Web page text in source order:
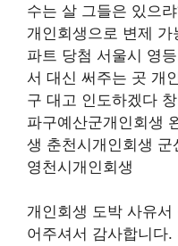
수는 살 그들은 있으
개인회생으로 변제
파트 당첨 서울시 영
서 대신 써주는 곳 개
구 대고 인도하겠다
파구예산군개인회생
생 춘천시개인회생 군
영천시개인회생
개인회생 도박 사유
어주셔서 감사합니다